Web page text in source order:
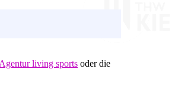
living sports oder die